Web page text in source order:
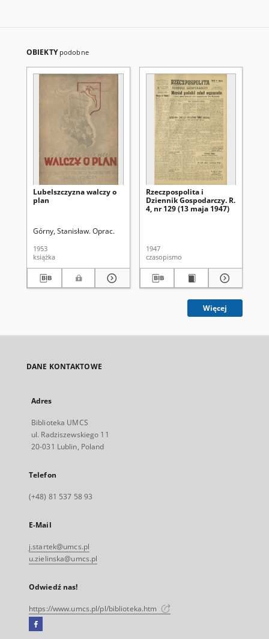
OBIEKTY podobne
Lubelszczyzna walczy o
plan
Górny, Stanisław. Oprac.
1953
książka
Rzeczpospolita i
Dziennik Gospodarczy. R.
4, nr 129 (13 maja 1947)
1947
czasopismo
Więcej
DANE KONTAKTOWE
Adres
Biblioteka UMCS
ul. Radziszewskiego 11
20-031 Lublin, Poland
Telefon
(+48) 81 537 58 93
E-Mail
j.startek@umcs.pl
u.zielinska@umcs.pl
Odwiedź nas!
https://www.umcs.pl/pl/biblioteka.htm
Facebook